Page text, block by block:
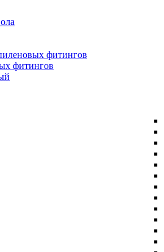
фитингов
фитингов